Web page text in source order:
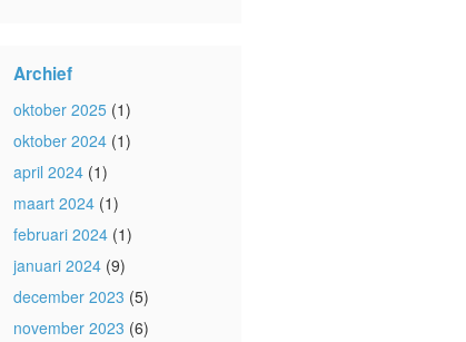
Archief
oktober 2025 (1)
oktober 2024 (1)
april 2024 (1)
maart 2024 (1)
februari 2024 (1)
januari 2024 (9)
december 2023 (5)
november 2023 (6)